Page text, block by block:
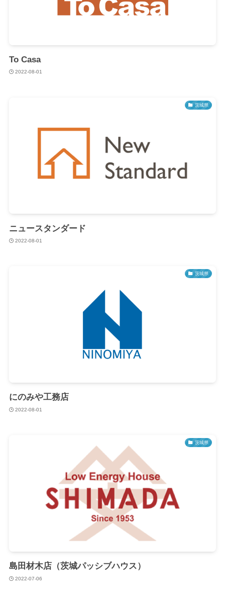
To Casa
2022-08-01
茨城県
ニュースタンダード
2022-08-01
茨城県
にのみや工務店
2022-08-01
茨城県
島田材木店（茨城パッシブハウス）
2022-07-06